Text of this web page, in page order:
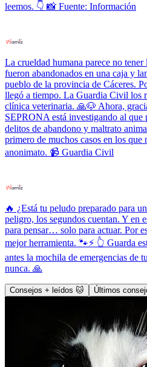
leemos. 👇 📸 Fuente: Información
La crueldad humana parece no
fueron abandonados en una caja y
pueblo de la provincia de Cáceres.
llegó a tiempo. La Guardia Civil los
clínica veterinaria. 🙏🐶 Ahora,
SEPRONA está investigando al que
delitos de abandono y maltrato
primero de muchos casos en los que
anonimato. 📹 Guardia Civil
🔥 ¿Está tu peludo preparado para
peligro, los segundos cuentan. Y en
para pensar… solo para actuar. Por
mejor herramienta. 🐾⚡ 👆 Guarda
antes la mochila de emergencias de
nunca. 🙏
Consejos + leídos 🐱 Últimos